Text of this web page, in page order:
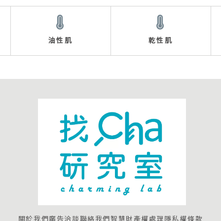
油性肌 乾性肌
關於我們廣告洽談聯絡我們智慧財產權處理隱私權條款